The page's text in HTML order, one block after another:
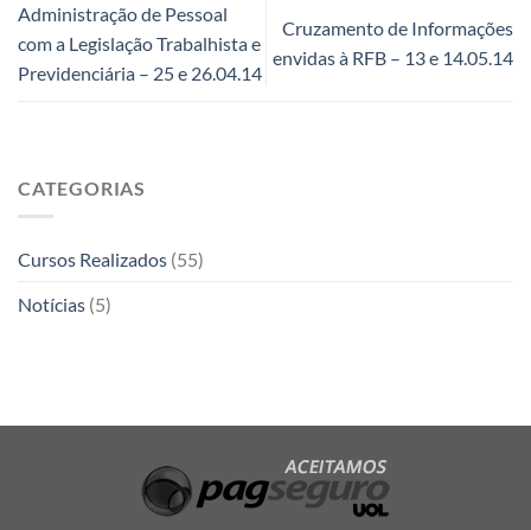
Administração de Pessoal
com a Legislação Trabalhista e
Previdenciária – 25 e 26.04.14
Cruzamento de Informações
envidas à RFB – 13 e 14.05.14
CATEGORIAS
Cursos Realizados (55)
Notícias (5)